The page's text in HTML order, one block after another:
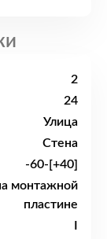
2
24
Улица
Стена
-60-[+40]
монтажной
пластине